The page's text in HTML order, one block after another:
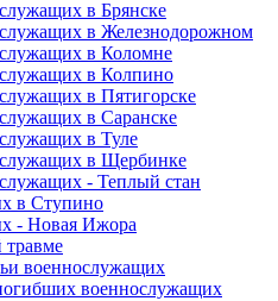
в Брянске
в Железнодорожном
в Коломне
в Колпино
в Пятигорске
в Саранске
в Туле
в Щербинке
- Теплый стан
в Ступино
- Новая Ижора
военнослужащих
военнослужащих